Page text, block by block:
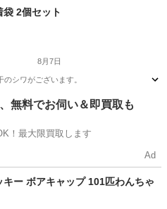
ト 譲り
浴衣和装用 巾着袋 2個セット
8月7日
シワがございます。
無料でお伺い＆即買取も
！最大限買取します
Ad